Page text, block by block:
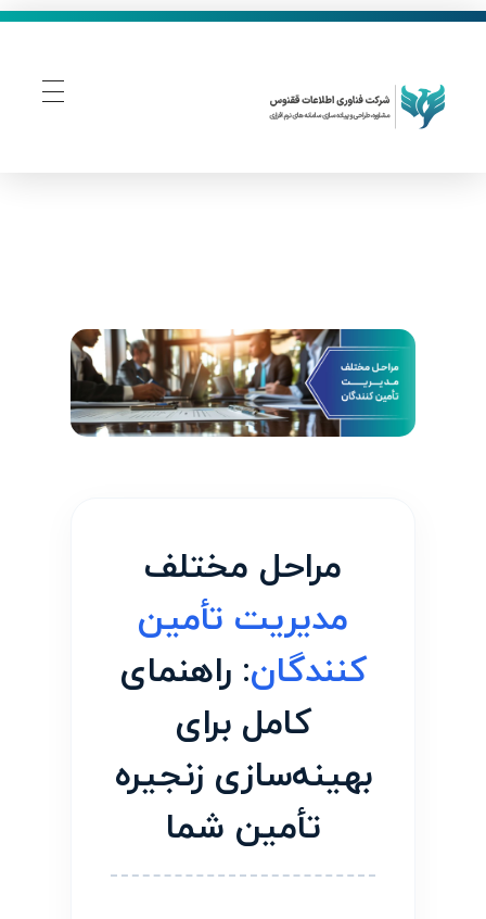
مراحل مختلف
مدیریت تأمین
‌کنندگان: راهنمای
کامل برای
بهینه‌سازی زنجیره
تأمین شما